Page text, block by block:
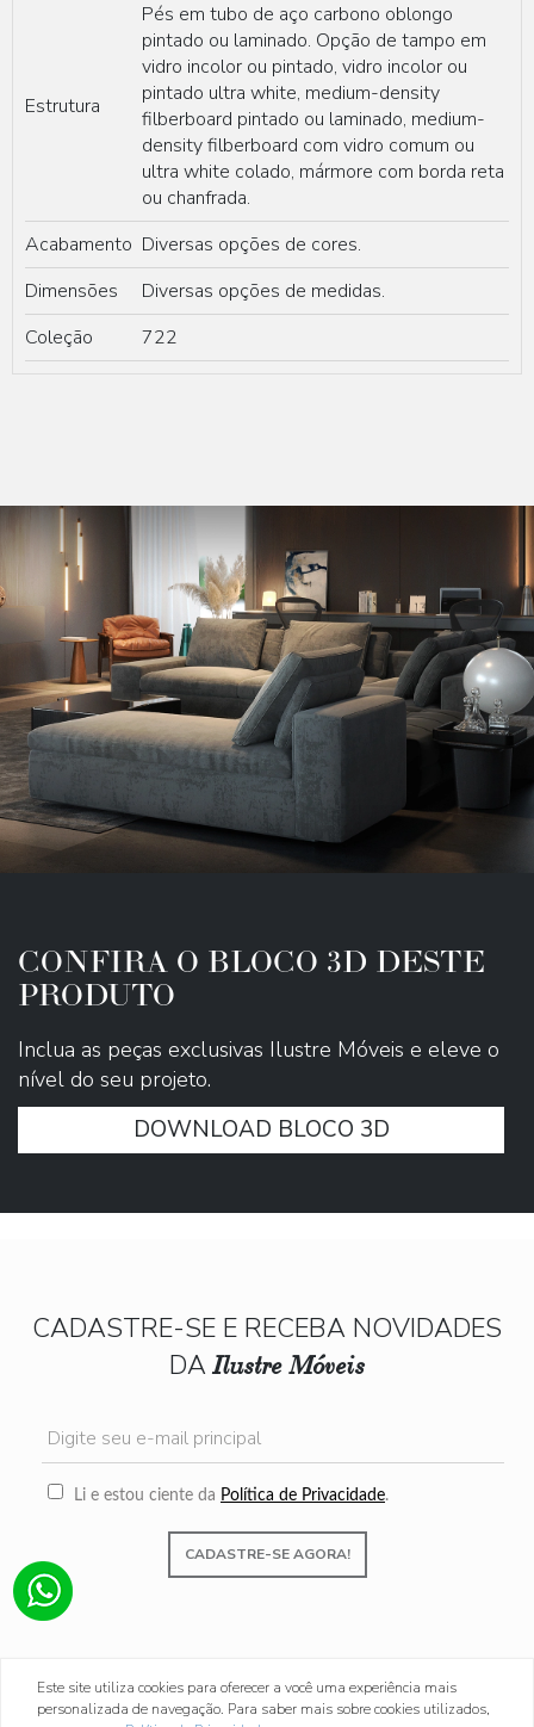
Estrutura
Pés em tubo de aço carbono oblongo
pintado ou laminado. Opção de tampo em
vidro incolor ou pintado, vidro incolor ou
pintado ultra white, medium-density
filberboard pintado ou laminado, medium-
density filberboard com vidro comum ou
ultra white colado, mármore com borda reta
ou chanfrada.
Acabamento Diversas opções de cores.
Dimensões
Diversas opções de medidas.
Coleção
722
CONFIRA O BLOCO 3D DESTE
PRODUTO
Inclua as peças exclusivas Ilustre Móveis e eleve o
nível do seu projeto.
DOWNLOAD BLOCO 3D
CADASTRE-SE E RECEBA NOVIDADES
DAIlustre Móveis
Li e estou ciente da Política de Privacidade.
CADASTRE-SE AGORA!
Este site utiliza cookies para oferecer a você uma experiência mais
personalizada de navegação. Para saber mais sobre cookies utilizados,